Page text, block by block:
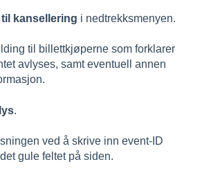
kansellering i nedtrekksmenyen.
til billettkjøperne som forklarer
avlyses, samt eventuell annen
.
ved å skrive inn event-ID
gule feltet på siden.